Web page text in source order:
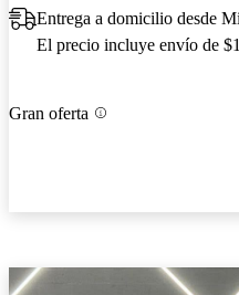
Entrega a domicilio desde
El precio incluye envío de
Gran oferta